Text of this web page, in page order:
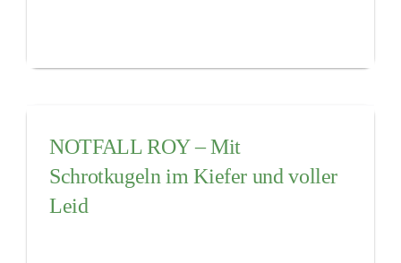
NOTFALL ROY – Mit
Schrotkugeln im Kiefer und voller
Leid